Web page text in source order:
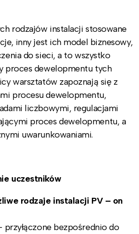
rodzajów instalacji stosowane
inny jest ich model biznesowy,
do sieci, a to wszystko
proces dewelopmentu tych
warsztatów zapoznają się z
procesu dewelopmentu,
liczbowymi, regulacjami
proces dewelopmentu, a
uwarunkowaniami.
uczestników
rodzaje instalacji PV – on
bezpośrednio do